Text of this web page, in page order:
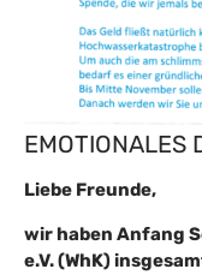
EMOTIONALES
Liebe Freunde,
wir haben Anfang
e.V. (WhK)